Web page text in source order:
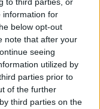
information for
below opt-out
note that after your
seeing
utilized by
parties prior to
of the further
third parties on the
έφερε 0-0 με
να
Η Shenzhen δεν
έδρα της τα
ευκολία (οι δύο
και από την